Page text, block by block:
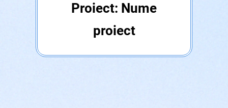
Proiect: Nume
proiect